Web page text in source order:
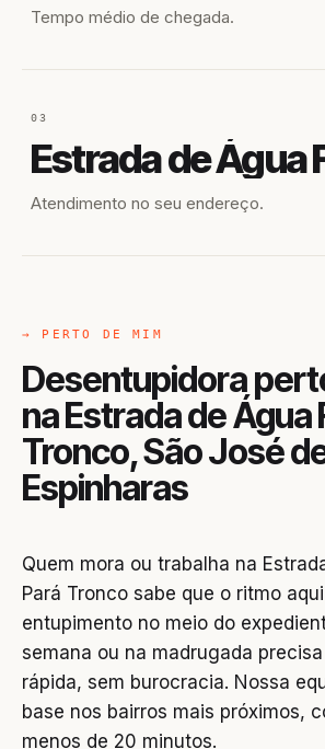
Tempo médio de chegada.
03
Atendimento no seu endereço.
→ PERTO DE MIM
Desentupidora
na Estrada de Água
Tronco, São José
Espinharas
Quem mora ou trabalha na
Pará Tronco sabe que o ritmo
entupimento no meio do
semana ou na madrugada
rápida, sem burocracia. Nossa
base nos bairros mais próximos,
menos de 20 minutos.